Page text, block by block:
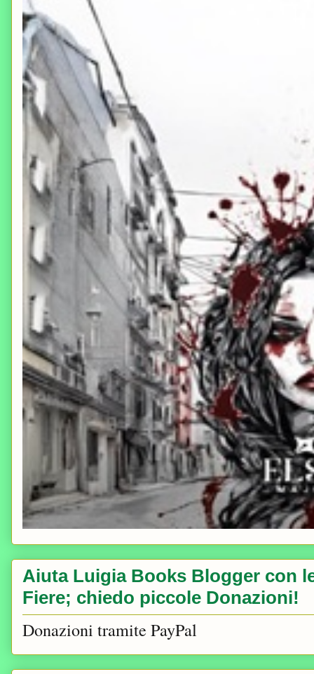
Aiuta Luigia Books Blogger con
Fiere; chiedo piccole Donazioni!
Donazioni tramite PayPal